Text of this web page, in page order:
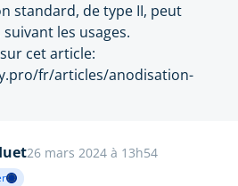
standard, de type II, peut
les usages.
cet article:
fr/articles/anodisation-
26 mars 2024 à 13h54